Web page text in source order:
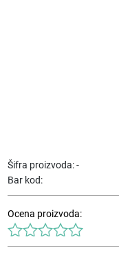
Bar kod:
Šifra proizvoda:-
Ocena proizvoda: